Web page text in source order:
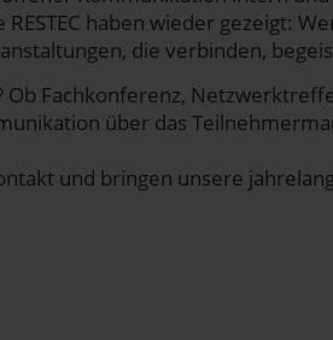
RESTEC haben wie­der gezeigt:
die ver­bin­den,
Ob Fach­kon­fe­renz,
über das
und brin­gen unse­re